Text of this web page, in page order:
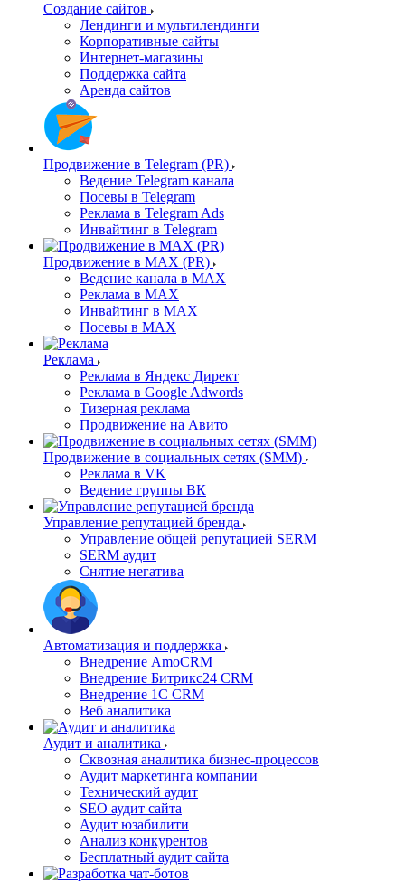
Создание сайтов
Лендинги и мультилендинги
Корпоративные сайты
Интернет-магазины
Поддержка сайта
Аренда сайтов
Продвижение в Telegram (PR)
Ведение Telegram канала
Посевы в Telegram
Реклама в Telegram Ads
Инвайтинг в Telegram
Продвижение в MAX (PR)
Ведение канала в MAX
Реклама в MAX
Инвайтинг в MAX
Посевы в MAX
Реклама
Реклама в Яндекс Директ
Реклама в Google Adwords
Тизерная реклама
Продвижение на Авито
Продвижение в социальных сетях (SMM)
Реклама в VK
Ведение группы ВК
Управление репутацией бренда
Управление общей репутацией SERM
SERM аудит
Снятие негатива
Автоматизация и поддержка
Внедрение AmoCRM
Внедрение Битрикс24 CRM
Внедрение 1C CRM
Веб аналитика
Аудит и аналитика
Сквозная аналитика бизнес-процессов
Аудит маркетинга компании
Технический аудит
SEO аудит сайта
Аудит юзабилити
Анализ конкурентов
Бесплатный аудит сайта